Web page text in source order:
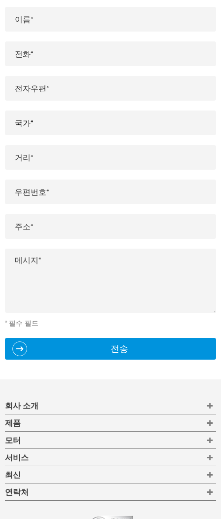
* 필수 필드
전송
회사 소개
제품
모터
서비스
최신
연락처